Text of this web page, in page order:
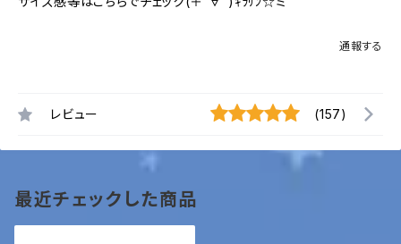
通報する
レビュー (157)
最近チェックした商品